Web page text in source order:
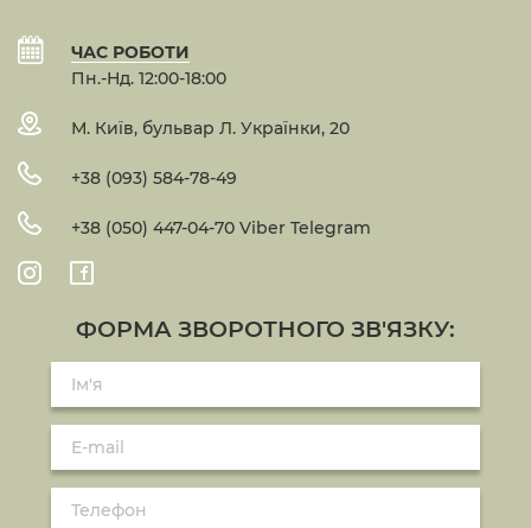
ЧАС РОБОТИ
Пн.-Нд. 12:00-18:00
М. Київ, бульвар Л. Українки, 20
+38 (093) 584-78-49
+38 (050) 447-04-70 Viber Telegram
ФОРМА ЗВОРОТНОГО ЗВ'ЯЗКУ: